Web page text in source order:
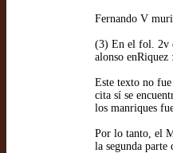
Fernando V
(3) En el fol. 2v
alonso
Este texto no
cita sí se
los manriques
Por lo tanto, el
la segunda parte